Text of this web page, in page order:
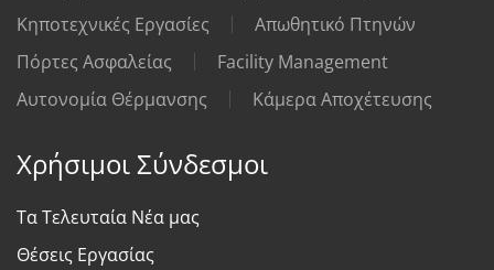
Κηποτεχνικές Εργασίες
Απωθητικό Πτηνών
Πόρτες Ασφαλείας
Facility Management
Αυτονομία Θέρμανσης
Κάμερα Αποχέτευσης
Χρήσιμοι Σύνδεσμοι
Τα Τελευταία Νέα μας
Θέσεις Εργασίας